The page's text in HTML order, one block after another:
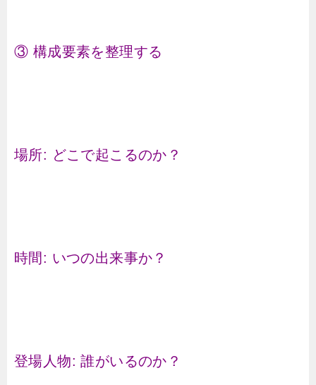
③ 構成要素を整理する
場所: どこで起こるのか？
時間: いつの出来事か？
登場人物: 誰がいるのか？